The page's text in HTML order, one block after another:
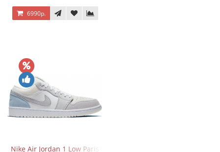
6990р.
Nike Air Jordan 1 Low Paris